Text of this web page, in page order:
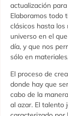
actualización
Elaboramos todo
clásicos hasta
universo en el
día, y que nos
sólo en
El proceso de
donde hay que
cabo de la
al azar. El talento